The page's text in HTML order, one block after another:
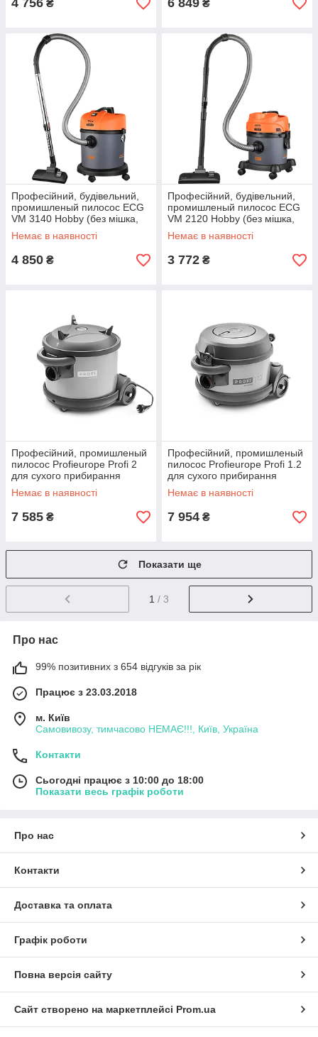
4 756 ₴ 6 849 ₴
Професійний, будівельний,
промишленый пилосос ECG
VM 3140 Hobby (без мішка,
1400Вт, 20л, Чехія)
Немає в наявності
4 850 ₴
Професійний, будівельний,
промишленый пилосос ECG
VM 2120 Hobby (без мішка,
1200Вт, 12л, Чехія)
Немає в наявності
3 772 ₴
Професійний, промишленый
пилосос Profieurope Profi 2
для сухого прибирання
(1200Вт, 17л, Польща)
Немає в наявності
7 585 ₴
Професійний, промишленый
пилосос Profieurope Profi 1.2
для сухого прибирання
(1200Вт, 10л, Польща)
Немає в наявності
7 954 ₴
Показати ще
1 / 3
Про нас
99% позитивних з 654 відгуків за рік
Працює з 23.03.2018
м. Київ
Самовивозу, тимчасово НЕМАЄ!!!, Київ, Україна
Контакти
Сьогодні працює з 10:00 до 18:00
Показати весь графік роботи
Про нас
Контакти
Доставка та оплата
Графік роботи
Повна версія сайту
Сайт створено на маркетплейсі Prom.ua